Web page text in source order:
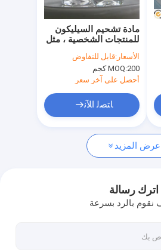
مادة تشحيم السيليكون
للمنتجات الشخصية ، مثل
الواقي الذكري وزيت
العناية بالشعر
الأسعار:قابل للتفاوض
MOQ:200 كجم
أحصل على آخر سعر
ﺎﺘﺼﻟ ﺍﻶﻧ
عرض المزيد
اترك رسالة
بالرد بسرعة